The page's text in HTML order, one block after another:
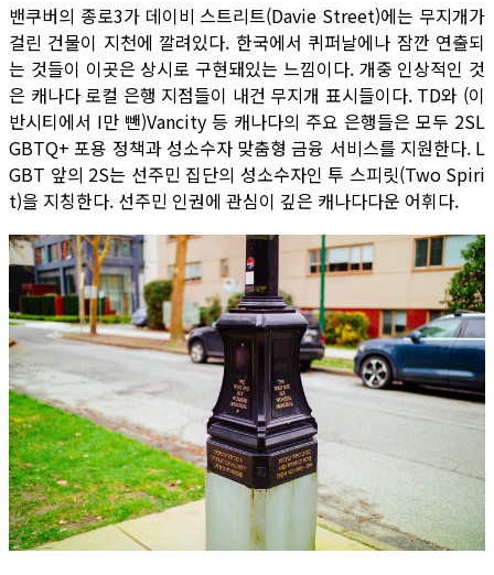
밴쿠버의 종로3가 데이비 스트리트(Davie Street)에는 무지개가
걸린 건물이 지천에 깔려있다. 한국에서 퀴퍼날에나 잠깐 연출되
는 것들이 이곳은 상시로 구현돼있는 느낌이다. 개중 인상적인 것
은 캐나다 로컬 은행 지점들이 내건 무지개 표시들이다. TD와 (이
반시티에서 I만 뺀)Vancity 등 캐나다의 주요 은행들은 모두 2SL
GBTQ+ 포용 정책과 성소수자 맞춤형 금융 서비스를 지원한다. L
GBT 앞의 2S는 선주민 집단의 성소수자인 투 스피릿(Two Spiri
t)을 지칭한다. 선주민 인권에 관심이 깊은 캐나다다운 어휘다.